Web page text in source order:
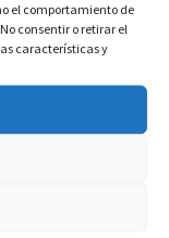
el comportamiento de
consentir o retirar el
características y